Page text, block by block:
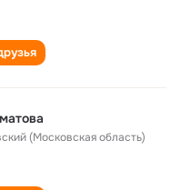
(Московская область)